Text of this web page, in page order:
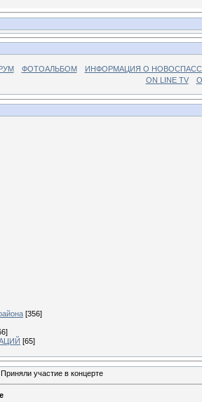
ФОТОАЛЬБОМ
ИНФОРМАЦИЯ О
ON LINE TV
[356]
[65]
участие в концерте